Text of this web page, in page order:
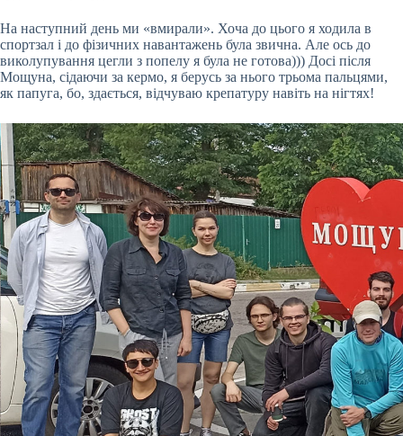
На наступний день ми «вмирали». Хоча до цього я ходила в
спортзал і до фізичних навантажень була звична. Але ось до
виколупування цегли з попелу я була не готова))) Досі після
Мощуна, сідаючи за кермо, я берусь за нього трьома пальцями,
як папуга, бо, здається, відчуваю крепатуру навіть на нігтях!